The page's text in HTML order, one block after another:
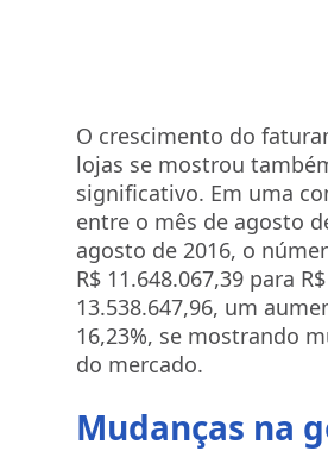
O crescimento do
lojas se mostrou
significativo. Em uma
entre o mês de agosto
agosto de 2016, o
R$ 11.648.067,39 para R$
13.538.647,96, um
16,23%, se mostrando
do mercado.
Mudanças na